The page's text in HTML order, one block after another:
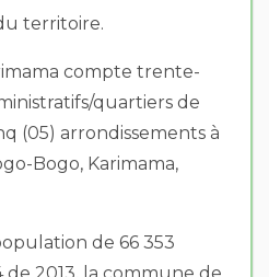
territoire.
compte trente-
quartiers de
(05) arrondissements à
Bogo, Karimama,
de 66 353